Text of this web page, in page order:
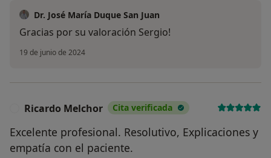
Dr. José María Duque San Juan
Gracias por su valoración Sergio!
19 de junio de 2024
Ricardo Melchor Cita verificada
Excelente profesional. Resolutivo, Explicaciones y
empatía con el paciente.